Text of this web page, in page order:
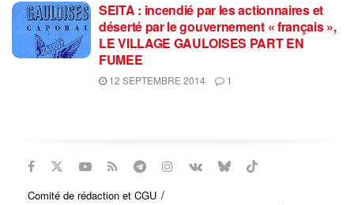
SEITA : incendié par les actionnaires et
déserté par le gouvernement « français »,
LE VILLAGE GAULOISES PART EN
FUMEE
12 SEPTEMBRE 2014 1
Comité de rédaction et CGU